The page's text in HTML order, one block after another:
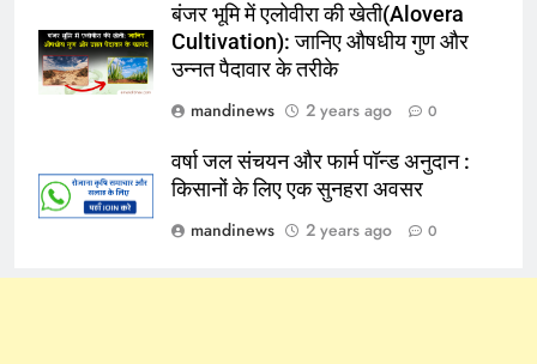
बंजर भूमि में एलोवीरा की खेती(Alovera
Cultivation): जानिए औषधीय गुण और
उन्नत पैदावार के तरीके
mandinews
2 years ago 0
वर्षा जल संचयन और फार्म पॉन्ड अनुदान :
किसानों के लिए एक सुनहरा अवसर
mandinews
2 years ago 0